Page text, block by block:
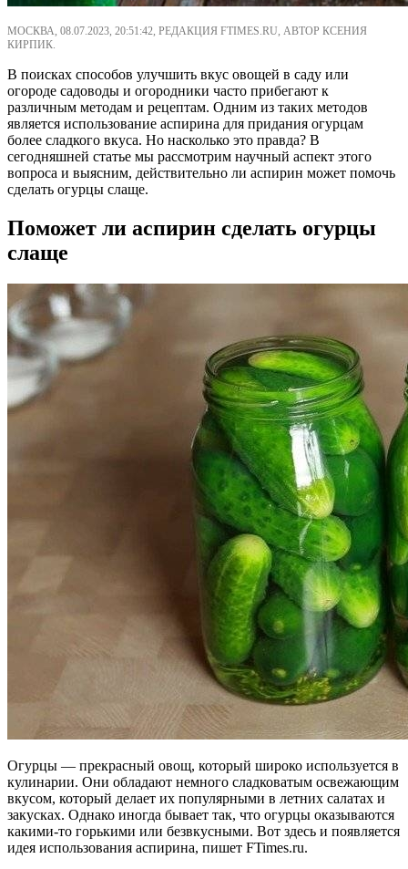
МОСКВА, 08.07.2023, 20:51:42, РЕДАКЦИЯ FTIMES.RU, АВТОР КСЕНИЯ
КИРПИК.
В поисках способов улучшить вкус овощей в саду или
огороде садоводы и огородники часто прибегают к
различным методам и рецептам. Одним из таких методов
является использование аспирина для придания огурцам
более сладкого вкуса. Но насколько это правда? В
сегодняшней статье мы рассмотрим научный аспект этого
вопроса и выясним, действительно ли аспирин может помочь
сделать огурцы слаще.
Поможет ли аспирин сделать огурцы
слаще
Огурцы — прекрасный овощ, который широко используется в
кулинарии. Они обладают немного сладковатым освежающим
вкусом, который делает их популярными в летних салатах и
закусках. Однако иногда бывает так, что огурцы оказываются
какими-то горькими или безвкусными. Вот здесь и появляется
идея использования аспирина, пишет FTimes.ru.